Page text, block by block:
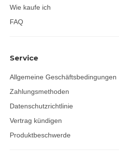
Wie kaufe ich
FAQ
Service
Allgemeine Geschäftsbedingungen
Zahlungsmethoden
Datenschutzrichtlinie
Vertrag kündigen
Produktbeschwerde